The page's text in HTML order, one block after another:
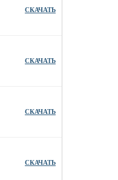
СКАЧАТЬ
СКАЧАТЬ
СКАЧАТЬ
СКАЧАТЬ